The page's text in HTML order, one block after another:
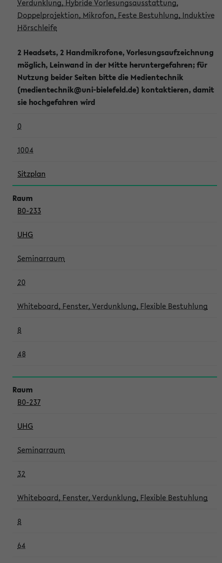
Verdunklung, Hybride Vorlesungsausstattung,
Doppelprojektion, Mikrofon, Feste Bestuhlung, Induktive
Hörschleife
2 Headsets, 2 Handmikrofone, Vorlesungsaufzeichnung
möglich, Leinwand in der Mitte heruntergefahren; für
Nutzung beider Seiten bitte die Medientechnik
(medientechnik@uni-bielefeld.de) kontaktieren, damit
sie hochgefahren wird
0
1004
Sitzplan
B0-233
UHG
Seminarraum
20
Whiteboard, Fenster, Verdunklung, Flexible Bestuhlung
8
48
B0-237
UHG
Seminarraum
32
Whiteboard, Fenster, Verdunklung, Flexible Bestuhlung
8
64